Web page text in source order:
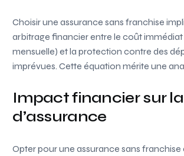
Choisir une assurance sans franchise
arbitrage financier entre le coût immédiat
mensuelle) et la protection contre des
imprévues. Cette équation mérite une
Impact financier sur
d’assurance
Opter pour une assurance sans franchise